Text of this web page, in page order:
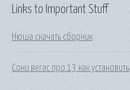
Links to Important Stuff
Нюша скачать сборник
Сони вегас про 13 как установить